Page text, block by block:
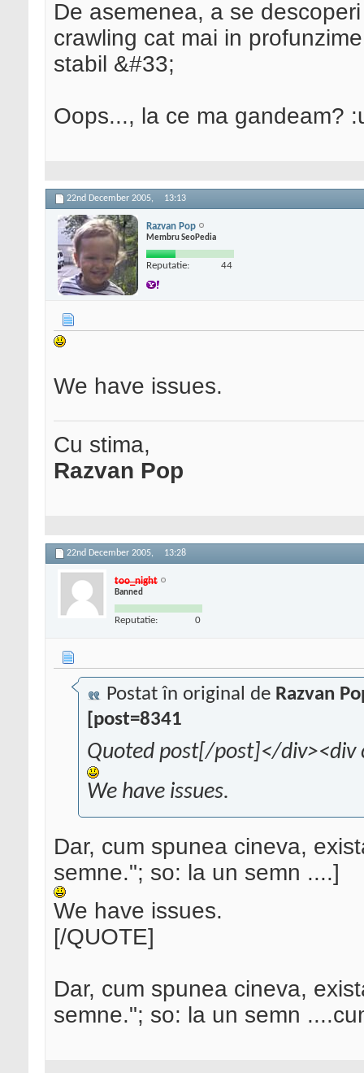
De asemenea, a se
crawling cat mai in
stabil &#33;
Oops..., la ce ma gandeam?
22nd December 2005, 13:13
Razvan Pop
Membru SeoPedia
Reputatie: 44
We have issues.
Cu stima,
Razvan Pop
22nd December 2005, 13:28
too_night
Banned
Reputatie: 0
Postat în original de Razvan
[post=8341
Quoted post[/post]</div><div
We have issues.
Dar, cum spunea cineva,
semne."; so: la un semn ....]
We have issues.
[/QUOTE]
Dar, cum spunea cineva,
semne."; so: la un semn